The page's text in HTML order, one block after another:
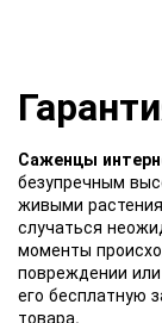
Саженцы
безупречным
живыми
случаться
моменты
повреждении
его бесплатную
товара.